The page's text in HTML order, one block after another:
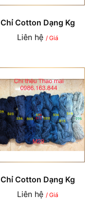
Chỉ Cotton Dạng Kg
Liên hệ / Giá
Chỉ Cotton Dạng Kg
Liên hệ / Giá